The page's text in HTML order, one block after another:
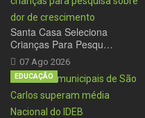
Santa Casa Seleciona
Crianças Para Pesqu…
07 Ago 2026
EDUCAÇÃO